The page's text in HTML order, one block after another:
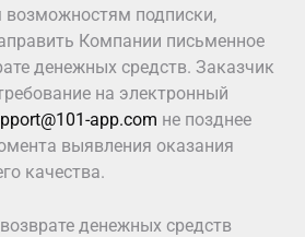
подписки,
Компании письменное
денежных средств. Заказчик
на электронный
app.com не позднее
выявления оказания
качества.
денежных средств